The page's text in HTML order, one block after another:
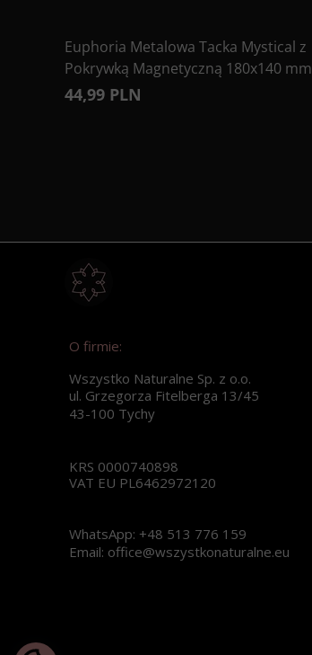
Euphoria Metalowa Tacka Mystical z
Pokrywką Magnetyczną 180x140 mm
44,99 PLN
O firmie:
Wszystko Naturalne Sp. z o.o.
ul. Grzegorza Fitelberga 13/45
43-100 Tychy
KRS 0000740898
VAT EU PL6462972120
WhatsApp: +48 513 776 159
Email: office@wszystkonaturalne.eu